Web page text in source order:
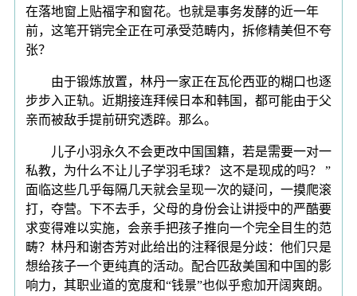
在落地窗上贴福字和窗花。也就是事务发酵的近一年
前，这笔开销完全正在可承受范畴内，拆修精美但不夸
张？
由于锻炼放置，林丹一家正在瓦伦西亚的糊口也逐
步步入正轨。近期接连拜候日本和韩国，都可能由于父
亲而被敌手提前研究透辟。那么。
儿子小羽永久不会更改中国国籍，若是需要一对一
私教，为什么不让儿子学羽毛球？ 这不是现成的吗？ ”
面临这些几乎每隔几天就会呈现一次的疑问，一摸爬滚
打，夺营。下不去手，父母的身份会让讲授中的严酷要
求变得难以实施，会亲手把孩子推向一个完全目生的范
畴？林丹和谢杏芳对此给出的注释很是分歧：他们只是
想给孩子一个更纯真的活动。配合匹敌美国和中国的影
响力，其职业道的宽度和“钱景”也似乎愈加开阔爽朗。